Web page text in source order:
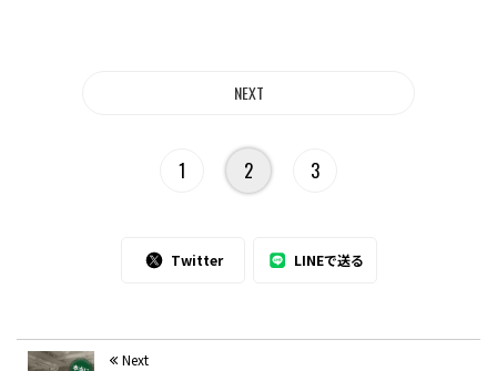
1 2 3
Twitter LINEで送る
Next